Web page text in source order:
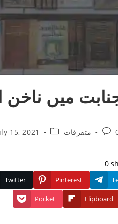
میں ناخن
15, 2021
Postمتفرقات
Post
0
Twitter Pinterest
Pocket Flipboard